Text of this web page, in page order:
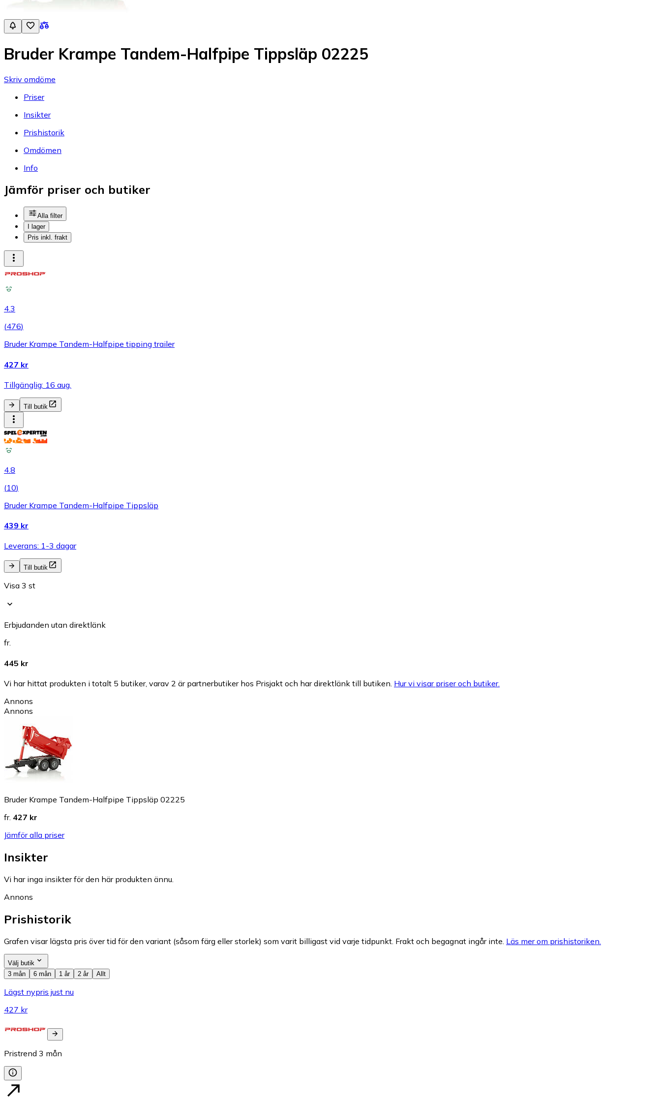
Bruder Krampe Tandem-Halfpipe Tippsläp 02225
Skriv omdöme
Priser
Insikter
Prishistorik
Omdömen
Info
Jämför priser och butiker
Alla filter
I lager
Pris inkl. frakt
4.3
(476)
Bruder Krampe Tandem-Halfpipe tipping trailer
427 kr
Tillgänglig: 16 aug.
Till butik
4.8
(10)
Bruder Krampe Tandem-Halfpipe Tippsläp
439 kr
Leverans: 1-3 dagar
Till butik
Visa 3 st
Erbjudanden utan direktlänk
fr.
445 kr
Vi har hittat produkten i totalt 5 butiker, varav 2 är partnerbutiker hos Prisjakt och har direktlänk till butiken. Hur vi visar priser och butiker.
Annons
Annons
Bruder Krampe Tandem-Halfpipe Tippsläp 02225
fr. 427 kr
Jämför alla priser
Insikter
Vi har inga insikter för den här produkten ännu.
Annons
Prishistorik
Grafen visar lägsta pris över tid för den variant (såsom färg eller storlek) som varit billigast vid varje tidpunkt. Frakt och begagnat ingår inte. Läs mer om prishistoriken.
Välj butik
3 mån
6 mån 1 år 2 år Allt
Lägst nypris just nu
427 kr
Pristrend 3 mån